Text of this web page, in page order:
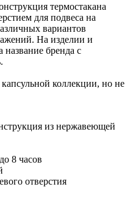
термостакана
для подвеса на
вариантов
На изделии и
название бренда с
коллекции, но не
из нержавеющей
8 часов
отверстия